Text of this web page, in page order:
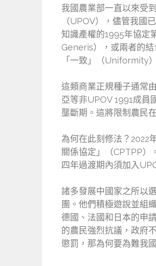
我國農業部一直以來受
（UPOV），儘管我國
知識產權的1995年協定
Generis），或兩者的
「一致」（Uniformity
這類商業正規種子通常
亞等非UPOV 1991成員
壟斷期。這將限制農民
為何在此刻修法？2022
關係協定」（CPTPP
四年過渡期內須加入
諸多發展中國家之所以
團。他們積極遊說並組
德國、法國和日本的申
的農民強烈抗議，政府
懲罰，那為何要為難我